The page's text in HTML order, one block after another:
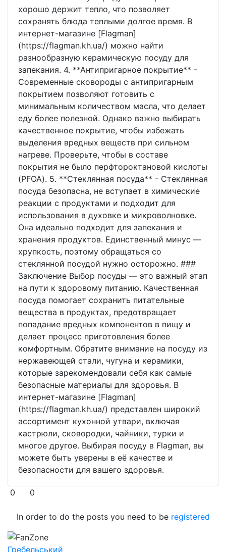
хорошо держит тепло, что позволяет
сохранять блюда теплыми долгое время. В
интернет-магазине [Flagman]
(https://flagman.kh.ua/) можно найти
разнообразную керамическую посуду для
запекания. 4. **Антипригарное покрытие** -
Современные сковороды с антипригарным
покрытием позволяют готовить с
минимальным количеством масла, что делает
еду более полезной. Однако важно выбирать
качественное покрытие, чтобы избежать
выделения вредных веществ при сильном
нагреве. Проверьте, чтобы в составе
покрытия не было перфтороктановой кислоты
(PFOA). 5. **Стеклянная посуда** - Стеклянная
посуда безопасна, не вступает в химические
реакции с продуктами и подходит для
использования в духовке и микроволновке.
Она идеально подходит для запекания и
хранения продуктов. Единственный минус —
хрупкость, поэтому обращаться со
стеклянной посудой нужно осторожно. ###
Заключение Выбор посуды — это важный этап
на пути к здоровому питанию. Качественная
посуда помогает сохранить питательные
вещества в продуктах, предотвращает
попадание вредных компонентов в пищу и
делает процесс приготовления более
комфортным. Обратите внимание на посуду из
нержавеющей стали, чугуна и керамики,
которые зарекомендовали себя как самые
безопасные материалы для здоровья. В
интернет-магазине [Flagman]
(https://flagman.kh.ua/) представлен широкий
ассортимент кухонной утвари, включая
кастрюли, сковородки, чайники, турки и
многое другое. Выбирая посуду в Flagman, вы
можете быть уверены в её качестве и
безопасности для вашего здоровья.
0 0
In order to do the posts you need to be registered
FanZone
Гребельський